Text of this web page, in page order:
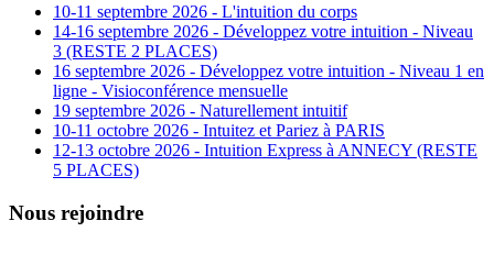
10-11 septembre 2026 - L'intuition du corps
14-16 septembre 2026 - Développez votre intuition - Niveau
3 (RESTE 2 PLACES)
16 septembre 2026 - Développez votre intuition - Niveau 1 en
ligne - Visioconférence mensuelle
19 septembre 2026 - Naturellement intuitif
10-11 octobre 2026 - Intuitez et Pariez à PARIS
12-13 octobre 2026 - Intuition Express à ANNECY (RESTE
5 PLACES)
Nous rejoindre